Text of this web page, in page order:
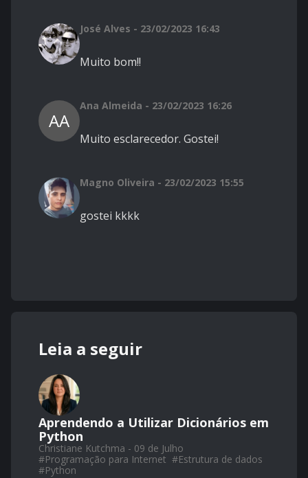
José Alves - 23/02/2023 16:43
Muito bom!!
AA
Ana Almeida - 23/02/2023 16:26
Muito esclarecedor. Gostei!
Magno Oliveira - 23/02/2023 15:55
gostei kkkk
Leia a seguir
Aprendendo a Utilizar Dicionários em
Python
Christiane Kutchma - 09 de Julho
#Programação para Internet #Estrutura de dados
#Python